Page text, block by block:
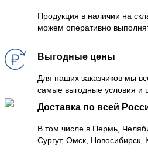
Продукция в наличии на
можем оперативно
Выгодные цены
Для наших заказчиков мы
самые выгодные условия и
Доставка по всей
В том числе в Пермь,
Сургут, Омск, Новосибирск,